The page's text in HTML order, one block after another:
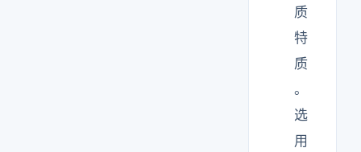
质
特
质
。
选
用